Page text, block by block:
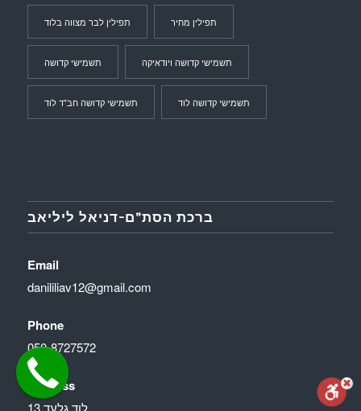
תפילין לבר מצווה בלוד תפילין מחיר
תשמישי קדושה תשמישי קדושה ויודאיקה
תשמישי קדושה חב"ד לוד תשמישי קדושה לוד
ברכת הסת”ם-דניאל ליליאב
Email
danililiav12@gmail.com
Phone
050-8727572
Address
לוד גלעד 13